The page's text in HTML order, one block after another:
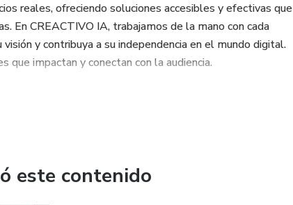
reales, ofreciendo soluciones accesibles y efectivas que
En CREACTIVO IA, trabajamos de la mano con cada
y contribuya a su independencia en el mundo digital.
impactan y conectan con la audiencia.
este contenido